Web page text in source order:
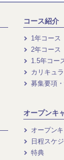
コース紹介
1年コース
2年コース
1.5年コー
カリキュ
募集要項
オープンキ
オープン
日程スケ
特典